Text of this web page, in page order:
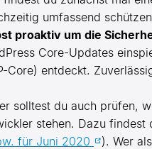
umfassend
proaktiv um die
Core-Updates
Core) entdeckt.
solltest du auch prüfen,
stehen. Dazu findest
für Juni 2020
). Wer